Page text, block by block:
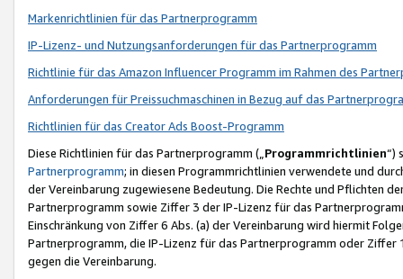
Markenrichtlinien für das Partnerprogramm
IP-Lizenz- und Nutzungsanforderungen für das Partnerprogramm
Richtlinie für das Amazon Influencer Programm im Rahmen des
Anforderungen für Preissuchmaschinen in Bezug auf das
Richtlinien für das Creator Ads Boost-Programm
Diese Richtlinien für das Partnerprogramm („Programmrichtlinien“)
Partnerprogramm; in diesen Programmrichtlinien verwendete und
der Vereinbarung zugewiesene Bedeutung. Die Rechte und Pflichten
Partnerprogramm sowie Ziffer 3 der IP-Lizenz für das
Einschränkung von Ziffer 6 Abs. (a) der Vereinbarung wird hiermit
Partnerprogramm, die IP-Lizenz für das Partnerprogramm oder
gegen die Vereinbarung.